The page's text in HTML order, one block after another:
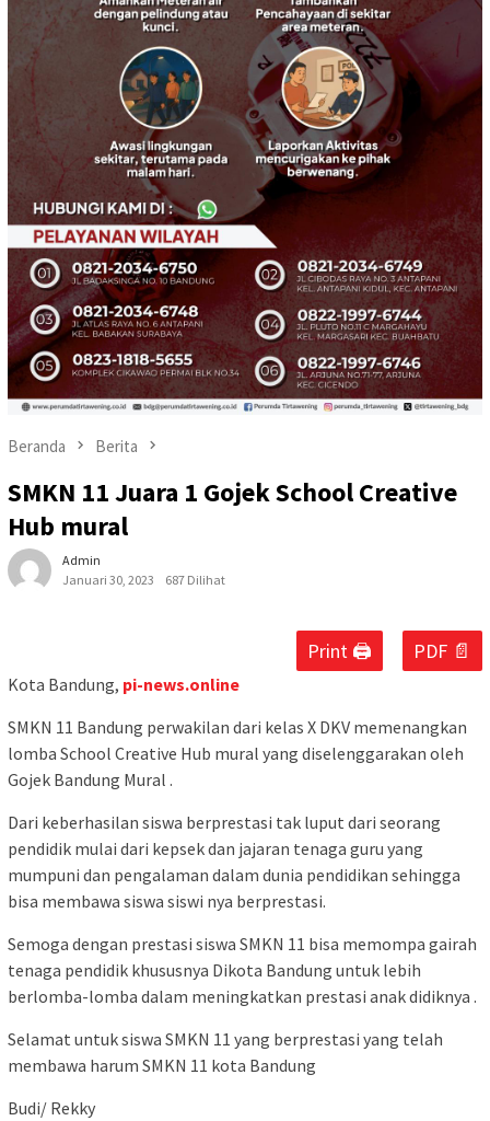
Beranda Berita
SMKN 11 Juara 1 Gojek School Creative
Hub mural
Admin
Januari 30, 2023
687 Dilihat
Print 🖨 PDF 📄
Kota Bandung, pi-news.online
SMKN 11 Bandung perwakilan dari kelas X DKV memenangkan
lomba School Creative Hub mural yang diselenggarakan oleh
Gojek Bandung Mural .
Dari keberhasilan siswa berprestasi tak luput dari seorang
pendidik mulai dari kepsek dan jajaran tenaga guru yang
mumpuni dan pengalaman dalam dunia pendidikan sehingga
bisa membawa siswa siswi nya berprestasi.
Semoga dengan prestasi siswa SMKN 11 bisa memompa gairah
tenaga pendidik khususnya Dikota Bandung untuk lebih
berlomba-lomba dalam meningkatkan prestasi anak didiknya .
Selamat untuk siswa SMKN 11 yang berprestasi yang telah
membawa harum SMKN 11 kota Bandung
Budi/ Rekky